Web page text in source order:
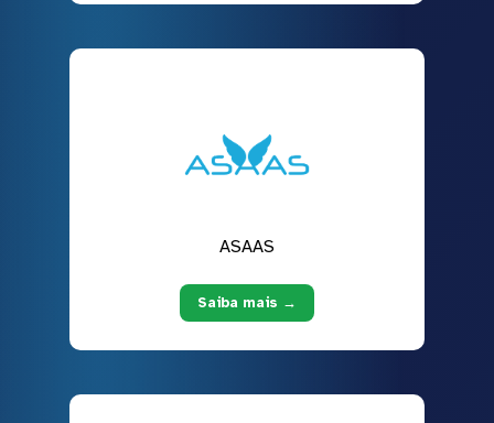
ASAAS
Saiba mais →